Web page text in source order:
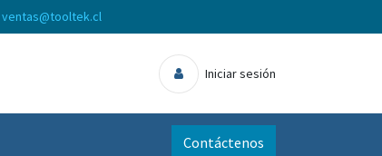
ventas@tooltek.cl
Iniciar sesión
Contáctenos